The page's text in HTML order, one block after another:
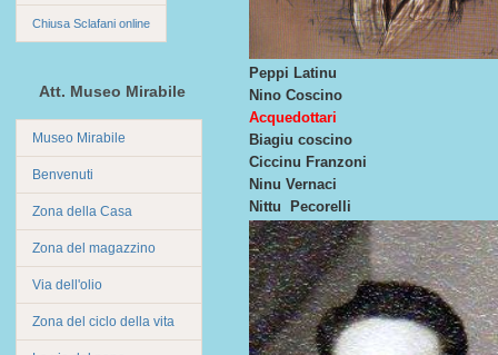
Chiusa Sclafani online
Att. Museo Mirabile
Museo Mirabile
Benvenuti
Zona della Casa
Zona del magazzino
Via dell'olio
Zona del ciclo della vita
Peppi Latinu
Nino Coscino
Acquedottari
Biagiu coscino
Ciccinu Franzoni
Ninu Vernaci
Nittu Pecorelli